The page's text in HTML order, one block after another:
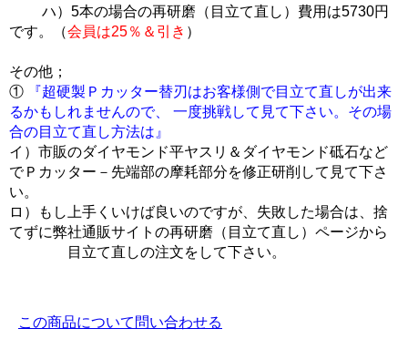
ハ）5本の場合の再研磨（目立て直し）費用は5730円
です。（会員は25％＆引き ）
その他；
①
『超硬製Ｐカッター替刃はお客様側で目立て直しが出来
るかもしれませんので、 一度挑戦して見て下さい。その場
合の目立て直し方法は』
イ）市販のダイヤモンド平ヤスリ＆ダイヤモンド砥石など
でＰカッター－先端部の摩耗部分を修正研削して見て下さ
い。
ロ）もし上手くいけば良いのですが、失敗した場合は、捨
てずに弊社通販サイトの再研磨（目立て直し）ページから
目立て直しの注文をして下さい。
この商品について問い合わせる